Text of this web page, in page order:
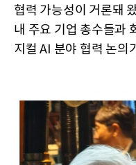
협력 가능성이 거론돼
내 주요 기업 총수들과
지컬 AI 분야 협력 논의